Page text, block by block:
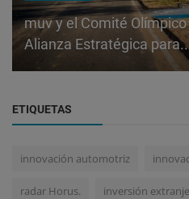
muv y el Comité
Alianza Estratégica
ETIQUETAS
innovación automotriz
radar Horus. inversión